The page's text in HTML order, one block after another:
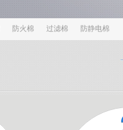
防火棉 过滤棉 防静电棉